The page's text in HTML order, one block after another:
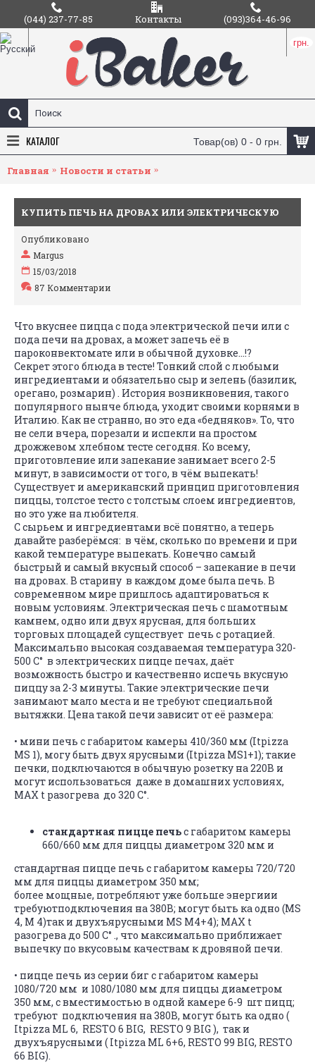
(044) 237-77-85 Контакты (093)364-46-96
грн.
Товар(ов) 0 - 0 грн.
КАТАЛОГ
Главная Новости и статьи
КУПИТЬ ПЕЧЬ НА ДРОВАХ ИЛИ ЭЛЕКТРИЧЕСКУЮ
ПИЦЦЕ ПЕЧЬ?
Опубликовано
Margus
15/03/2018
87 Комментарии
Что вкуснее пицца с пода электрической печи или с
пода печи на дровах, а может запечь её в
пароконвектомате или в обычной духовке…!?
Секрет этого блюда в тесте! Тонкий слой с любыми
ингредиентами и обязательно сыр и зелень (базилик,
орегано, розмарин) . История возникновения, такого
популярного нынче блюда, уходит своими корнями в
Италию. Как не странно, но это еда «бедняков». То, что
не сели вчера, порезали и испекли на простом
дрожжевом хлебном тесте сегодня. Ко всему,
приготовление или запекание занимает всего 2-5
минут, в зависимости от того, в чём выпекать!
Существует и американский принцип приготовления
пиццы, толстое тесто с толстым слоем ингредиентов,
но это уже на любителя.
С сырьем и ингредиентами всё понятно, а теперь
давайте разберёмся: в чём, сколько по времени и при
какой температуре выпекать. Конечно самый
быстрый и самый вкусный способ – запекание в печи
на дровах. В старину в каждом доме была печь. В
современном мире пришлось адаптироваться к
новым условиям. Электрическая печь с шамотным
камнем, одно или двух ярусная, для больших
торговых площадей существует печь с ротацией.
Максимально высокая создаваемая температура 320-
500 C° в электрических пицце печах, даёт
возможность быстро и качественно испечь вкусную
пиццу за 2-3 минуты. Такие электрические печи
занимают мало места и не требуют специальной
вытяжки. Цена такой печи зависит от её размера:
• мини печь с габаритом камеры 410/360 мм (Itpizza
MS 1), могу быть двух ярусными (Itpizza MS1+1); такие
печки, подключаются в обычную розетку на 220В и
могут использоваться даже в домашних условиях,
МАХ t разогрева до 320 C°.
стандартная пицце печьс габаритом камеры
660/660 мм для пиццы диаметром 320 мм и
стандартная пицце печь с габаритом камеры 720/720
мм для пиццы диаметром 350 мм;
более мощные, потребляют уже больше энергиии
требуютподключения на 380В; могут быть ка одно (MS
4, M 4)так и двухъярусными MS M4+4); МАХ t
разогрева до 500 C° ., что максимально приближает
выпечку по вкусовым качествам к дровяной печи.
• пицце печь из серии биг с габаритом камеры
1080/720 мм и 1080/1080 мм для пиццы диаметром
350 мм, с вместимостью в одной камере 6-9 шт пицц;
требуют подключения на 380В, могут быть ка одно (
Itpizza ML 6, RESTO 6 BIG, RESTO 9 BIG ), так и
двухъярусными ( Itpizza ML 6+6, RESTO 99 BIG, RESTO
66 BIG).